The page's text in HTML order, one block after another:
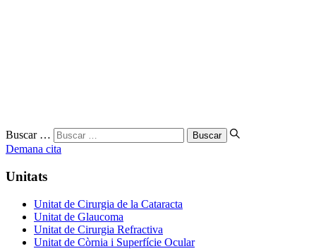
Buscar …
Demana cita
Unitats
Unitat de Cirurgia de la Cataracta
Unitat de Glaucoma
Unitat de Cirurgia Refractiva
Unitat de Còrnia i Superfície Ocular